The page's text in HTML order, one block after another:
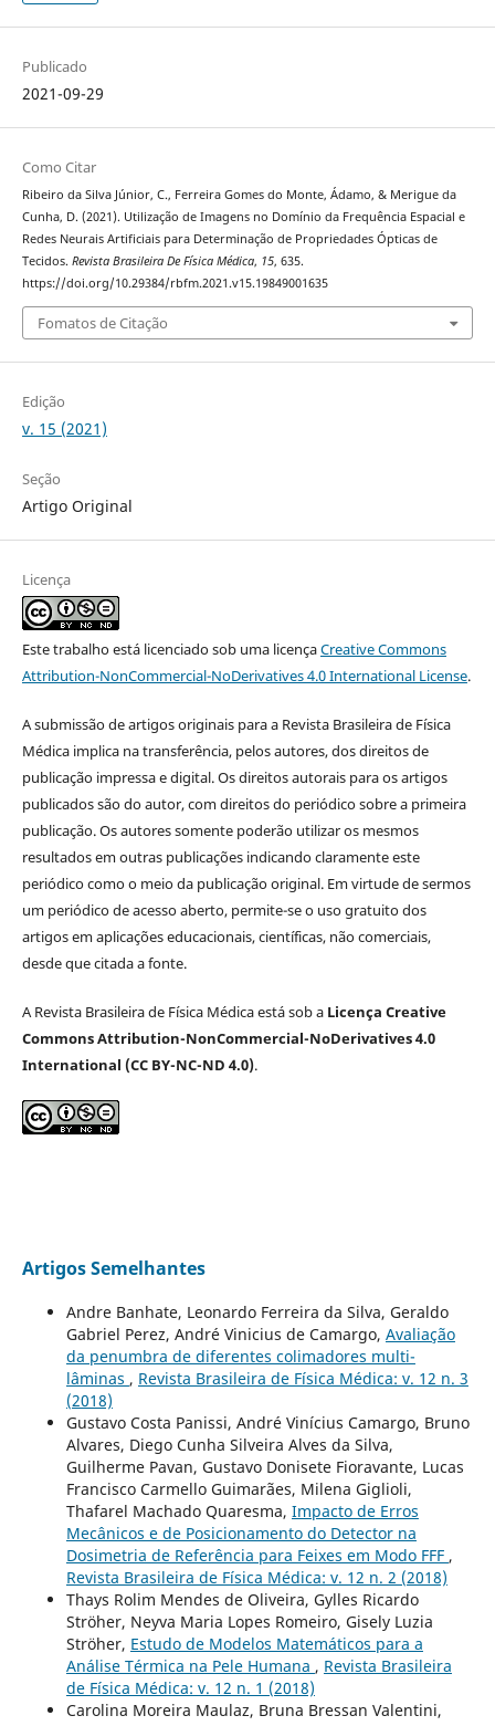
Publicado
2021-09-29
Como Citar
Ribeiro da Silva Júnior, C., Ferreira Gomes do Monte, Ádamo, & Merigue da
Cunha, D. (2021). Utilização de Imagens no Domínio da Frequência Espacial e
Redes Neurais Artificiais para Determinação de Propriedades Ópticas de
Tecidos. Revista Brasileira De Física Médica, 15, 635.
https://doi.org/10.29384/rbfm.2021.v15.19849001635
Fomatos de Citação
Edição
v. 15 (2021)
Seção
Artigo Original
Licença
Este trabalho está licenciado sob uma licençaCreative Commons
Attribution-NonCommercial-NoDerivatives 4.0 International License.
A submissão de artigos originais para a Revista Brasileira de Física
Médica implica na transferência, pelos autores, dos direitos de
publicação impressa e digital. Os direitos autorais para os artigos
publicados são do autor, com direitos do periódico sobre a primeira
publicação. Os autores somente poderão utilizar os mesmos
resultados em outras publicações indicando claramente este
periódico como o meio da publicação original. Em virtude de sermos
um periódico de acesso aberto, permite-se o uso gratuito dos
artigos em aplicações educacionais, científicas, não comerciais,
desde que citada a fonte.
A Revista Brasileira de Física Médica está sob a Licença Creative
Commons Attribution-NonCommercial-NoDerivatives 4.0
International (CC BY-NC-ND 4.0).
Artigos Semelhantes
Andre Banhate, Leonardo Ferreira da Silva, Geraldo
Gabriel Perez, André Vinicius de Camargo, Avaliação
da penumbra de diferentes colimadores multi-
lâminas , Revista Brasileira de Física Médica: v. 12 n. 3
(2018)
Gustavo Costa Panissi, André Vinícius Camargo, Bruno
Alvares, Diego Cunha Silveira Alves da Silva,
Guilherme Pavan, Gustavo Donisete Fioravante, Lucas
Francisco Carmello Guimarães, Milena Giglioli,
Thafarel Machado Quaresma, Impacto de Erros
Mecânicos e de Posicionamento do Detector na
Dosimetria de Referência para Feixes em Modo FFF ,
Revista Brasileira de Física Médica: v. 12 n. 2 (2018)
Thays Rolim Mendes de Oliveira, Gylles Ricardo
Ströher, Neyva Maria Lopes Romeiro, Gisely Luzia
Ströher, Estudo de Modelos Matemáticos para a
Análise Térmica na Pele Humana , Revista Brasileira
de Física Médica: v. 12 n. 1 (2018)
Carolina Moreira Maulaz, Bruna Bressan Valentini,